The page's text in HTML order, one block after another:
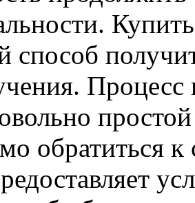
способ
обратиться